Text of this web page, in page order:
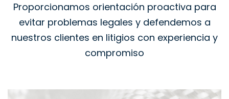
Proporcionamos orientación proactiva para
evitar problemas legales y defendemos a
nuestros clientes en litigios con experiencia y
compromiso